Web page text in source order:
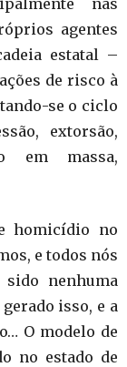
nas
agentes
estatal –
de risco à
se o ciclo
extorsão,
em massa,
homicídio no
e todos nós
nenhuma
isso, e a
O modelo de
no estado de